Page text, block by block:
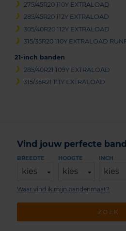
275/45R20 110Y EXTRALOAD
285/45R20 112Y EXTRALOAD
305/40R20 112Y EXTRALOAD
315/35R20 110Y EXTRALOAD
21-inch banden
285/40R21 109Y EXTRALOAD
315/35R21 111Y EXTRALOAD
Vind jouw perfecte band
BREEDTE
kies
HOOGTE
kies
INCH
kies
ZOEK
Waar vind ik mijn bandenmaat?